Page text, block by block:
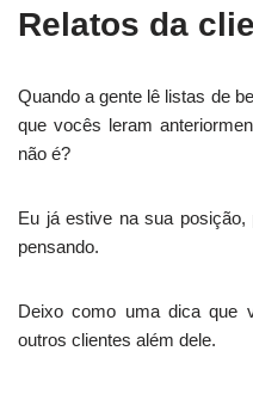
Relatos da
Quando a gente lê listas de
que vocês leram
não é?
Eu já estive na sua
pensando.
Deixo como uma dica que
outros clientes além dele.